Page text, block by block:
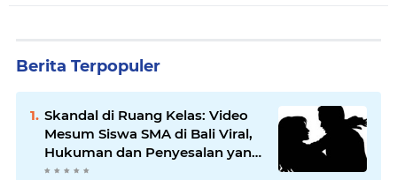
Berita Terpopuler
Skandal di Ruang Kelas: Video
Mesum Siswa SMA di Bali Viral,
Hukuman dan Penyesalan yang
Mengikuti